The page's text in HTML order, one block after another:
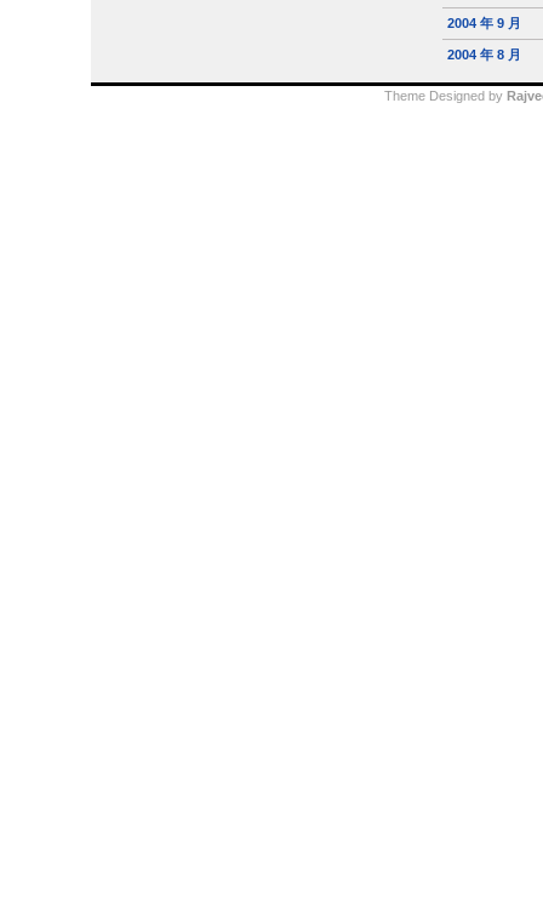
2004 年 9 月
2004 年 8 月
Theme Designed by